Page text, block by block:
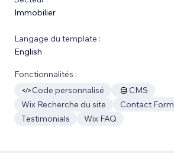
Immobilier
Langage du template :
English
Fonctionnalités :
Code personnalisé
CMS
Wix Recherche du site
Contact Form
Testimonials
Wix FAQ